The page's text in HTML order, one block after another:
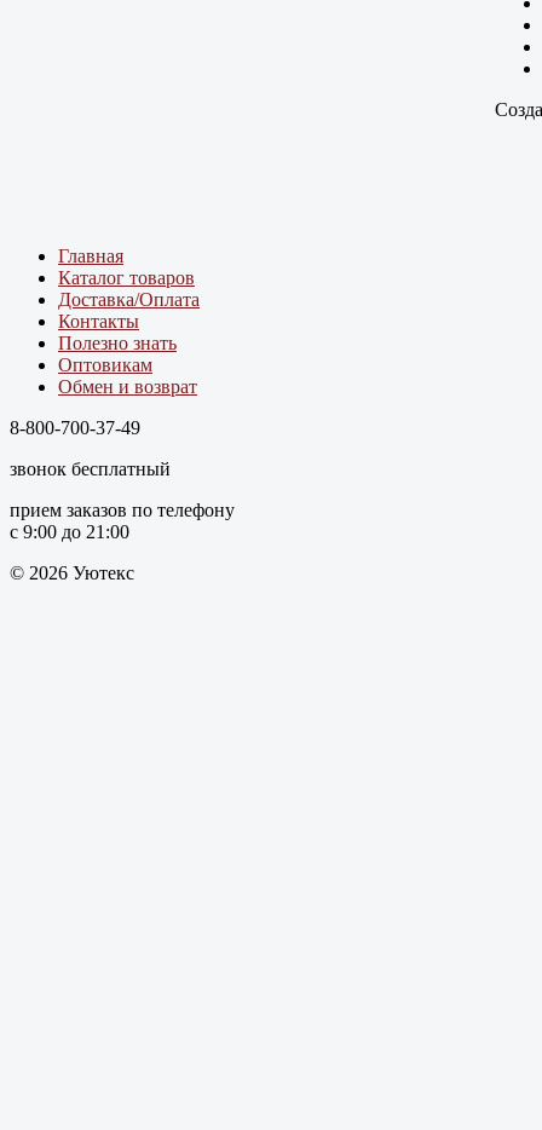
Главная
Каталог товаров
Доставка/Оплата
Контакты
Полезно знать
Оптовикам
Обмен и возврат
8-800-700-37-49
звонок бесплатный
прием заказов по телефону
с 9:00 до 21:00
© 2026 Уютекс